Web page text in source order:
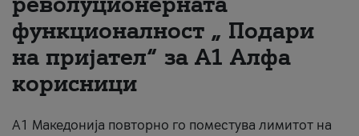
За нас
#ПодобарОнлајн
функционалност „ Подари
на пријател“ за А1 Алфа
корисници
А1 Македонија повторно го поместува лимитот на